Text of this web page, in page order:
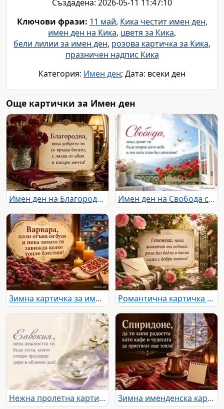
Създадена: 2026-05-11 11:47:10
Ключови фрази: 11 май, Кика честит имен ден,
имен ден на Кика, цветя за Кика,
бели лилии за имен ден, розова картичка за Кика,
празничен надпис Кика
Категория: Имен ден; Дата: всеки ден
Още картички за Имен ден
Имен ден на Благородна с бордо карамфили и старинен салон Имен ден на Свобода със светъл балкон, мушката и планински хоризонт
Зимна картичка за имен ден на Варвара със свещи, шевица и заснежено село Романтична картичка за имен ден на Геновева с рози, писмо и слънчева градина
Нежна пролетна картичка за имен ден на Евдокия Зимна именденска картичка за Спиридон с кафе, канела и топъл празничен уют